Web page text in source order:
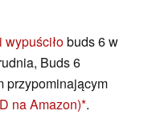
buds 6 w
Buds 6
przypominającym
na Amazon) .